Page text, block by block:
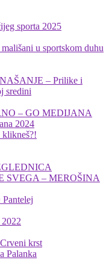
sporta 2025
u sportskom duhu
– Prilike i
sredini
– GO MEDIJANA
2024
klikneš?!
SVEGA – MEROŠINA
krst
Palanka